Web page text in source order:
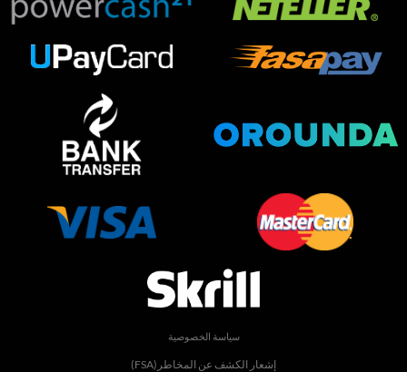
سياسة الخصوصية
إشعار الكشف عن المخاطر(FSA)